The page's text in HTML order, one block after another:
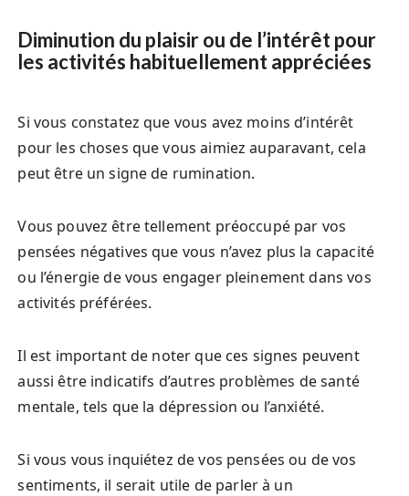
Diminution du plaisir ou de l’intérêt pour
les activités habituellement appréciées
Si vous constatez que vous avez moins d’intérêt
pour les choses que vous aimiez auparavant, cela
peut être un signe de rumination.
Vous pouvez être tellement préoccupé par vos
pensées négatives que vous n’avez plus la capacité
ou l’énergie de vous engager pleinement dans vos
activités préférées.
Il est important de noter que ces signes peuvent
aussi être indicatifs d’autres problèmes de santé
mentale, tels que la dépression ou l’anxiété.
Si vous vous inquiétez de vos pensées ou de vos
sentiments, il serait utile de parler à un